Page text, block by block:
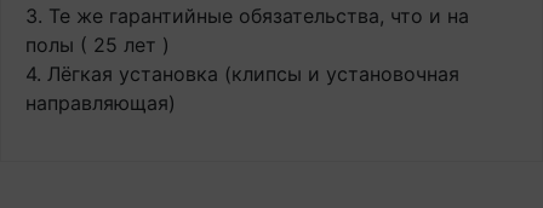
3. Те же гарантийные обязательства, что и на
полы ( 25 лет )
4. Лёгкая установка (клипсы и установочная
направляющая)